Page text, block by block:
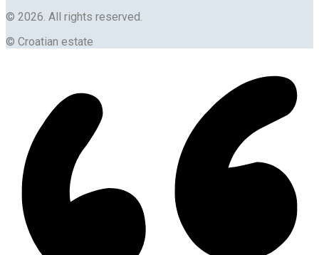
© 2026. All rights reserved.
© Croatian estate